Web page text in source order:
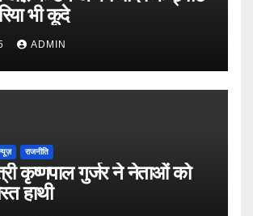
भी कूदे
ADMIN
राजनीति
कृष्णपाल गुर्जर ने नेताओं को
हाथी